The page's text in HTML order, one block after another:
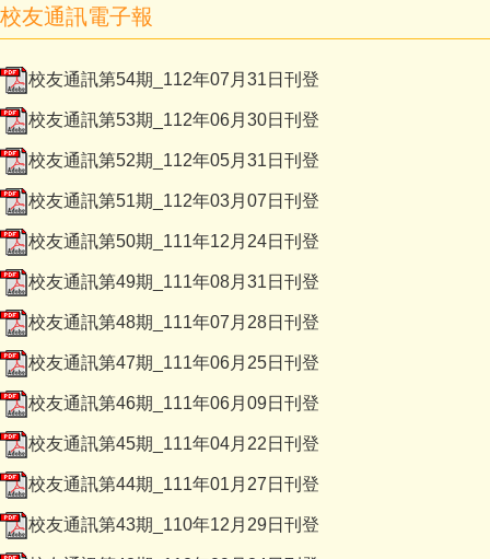
校友通訊電子報
校友通訊第54期_112年07月31日刊登
校友通訊第53期_112年06月30日刊登
校友通訊第52期_112年05月31日刊登
校友通訊第51期_112年03月07日刊登
校友通訊第50期_111年12月24日刊登
校友通訊第49期_111年08月31日刊登
校友通訊第48期_111年07月28日刊登
校友通訊第47期_111年06月25日刊登
校友通訊第46期_111年06月09日刊登
校友通訊第45期_111年04月22日刊登
校友通訊第44期_111年01月27日刊登
校友通訊第43期_110年12月29日刊登